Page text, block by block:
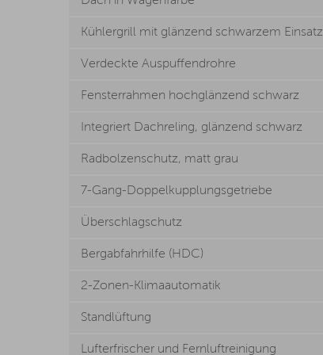
Kühlergrill mit glänzend schwarzem Einsatz
Verdeckte Auspuffendrohre
Fensterrahmen hochglänzend schwarz
Integriert Dachreling, glänzend schwarz
Radbolzenschutz, matt grau
7-Gang-Doppelkupplungsgetriebe
Überschlagschutz
Bergabfahrhilfe (HDC)
2-Zonen-Klimaautomatik
Standlüftung
Lufterfrischer und Fernluftreinigung